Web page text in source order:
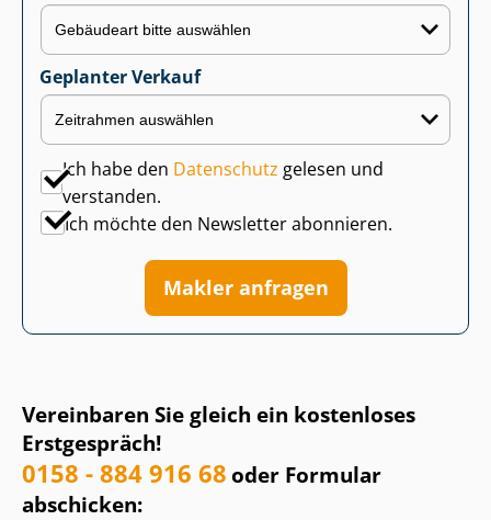
Vereinbaren Sie gleich ein kostenloses
Erstgespräch!
0158 - 884 916 68oder Formular
abschicken:
Geplanter Verkauf
Ich habe den Datenschutz gelesen und
verstanden.
Ich möchte den Newsletter abonnieren.
Makler anfragen